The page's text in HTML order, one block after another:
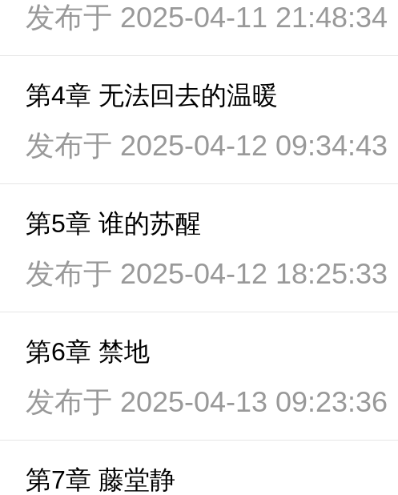
发布于 2025-04-11 21:48:34
第4章 无法回去的温暖
发布于 2025-04-12 09:34:43
第5章 谁的苏醒
发布于 2025-04-12 18:25:33
第6章 禁地
发布于 2025-04-13 09:23:36
第7章 藤堂静